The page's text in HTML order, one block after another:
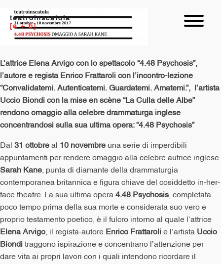
teatroinscatola
[a + b]
L’attrice Elena Arvigo con lo spettacolo “4.48 Psychosis”,
l’autore e regista Enrico Frattaroli con l’incontro-lezione
“Convalidatemi. Autenticatemi. Guardatemi. Amatemi.”, l’artista
Uccio Biondi con la mise en scène “La Culla delle Albe”
rendono omaggio alla celebre drammaturga inglese
concentrandosi sulla sua ultima opera: “4.48 Psychosis”
Dal 31 ottobre al 10 novembre una serie di imperdibili
appuntamenti per rendere omaggio alla celebre autrice inglese
Sarah Kane , punta di diamante della drammaturgia
contemporanea britannica e figura chiave del cosiddetto in-her-
face theatre. La sua ultima opera 4.48 Psychosis , completata
poco tempo prima della sua morte e considerata suo vero e
proprio testamento poetico, è il fulcro intorno al quale l’attrice
Elena Arvigo , il regista-autore Enrico Frattaroli e l’artista Uccio
Biondi traggono ispirazione e concentrano l’attenzione per
dare vita ai propri lavori con i quali intendono ricordare il